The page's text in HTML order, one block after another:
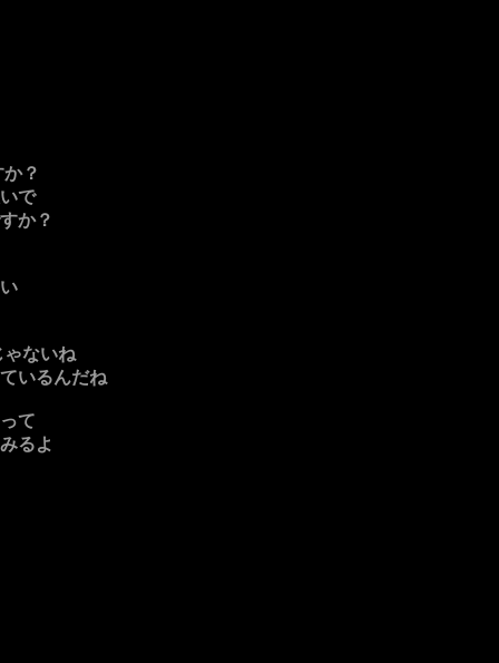
？
で
か？
ゃないね
いるんだね
て
るよ